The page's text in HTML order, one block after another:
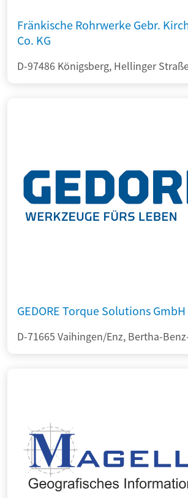
Fränkische Rohrwerke Gebr.
Co. KG
D-97486 Königsberg, Hellinger
GEDORE Torque Solutions GmbH
D-71665 Vaihingen/Enz, Bertha-